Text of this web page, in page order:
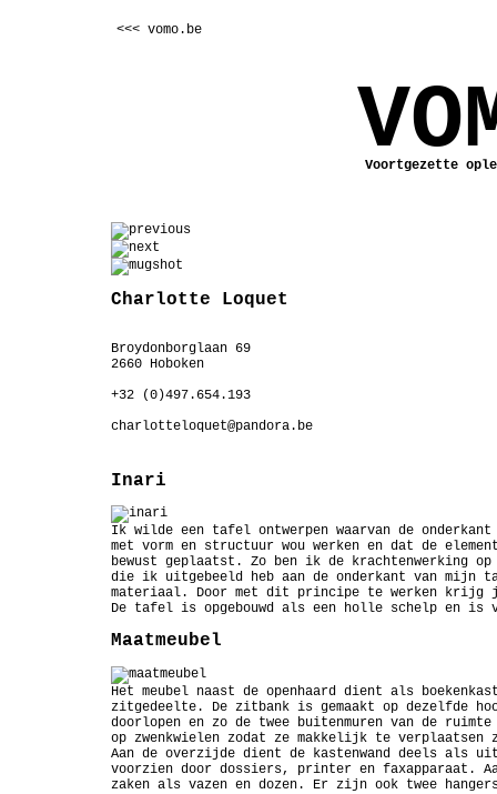
Voortgezette
<<< vomo.be
Charlotte Loquet
Broydonborglaan 69
2660 Hoboken
+32 (0)497.654.193
charlotteloquet@pandora.be
Inari
Ik wilde een tafel ontwerpen waarvan de
met vorm en structuur wou werken en dat de
bewust geplaatst. Zo ben ik de krachtenwerking
die ik uitgebeeld heb aan de onderkant van
materiaal. Door met dit principe te werken krijg je
De tafel is opgebouwd als een holle schelp en
Maatmeubel
Het meubel naast de openhaard dient als
zitgedeelte. De zitbank is gemaakt op dezelfde
doorlopen en zo de twee buitenmuren van de
op zwenkwielen zodat ze makkelijk te
Aan de overzijde dient de kastenwand deels als
voorzien door dossiers, printer en faxapparaat.
zaken als vazen en dozen. Er zijn ook twee